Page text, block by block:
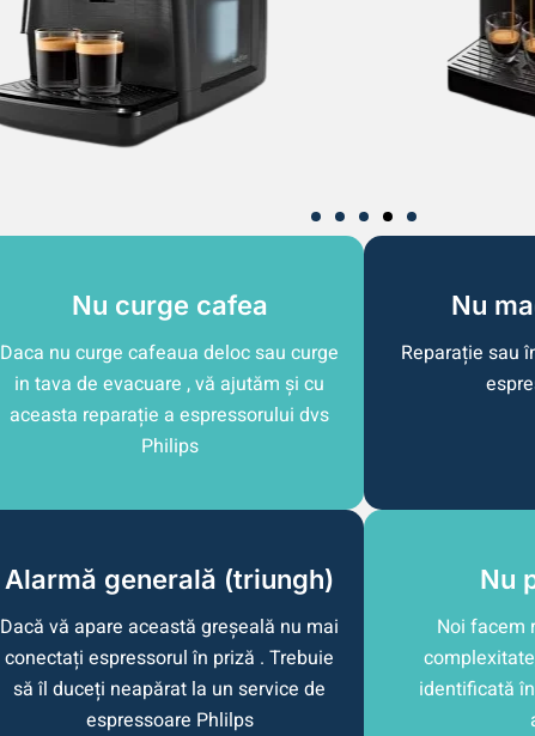
Nu curge cafea
Daca nu curge cafeaua deloc sau curge
in tava de evacuare , vă ajutăm și cu
aceasta reparație a espressorului dvs
Philips
Nu
Reparație sau
Alarmă generală (triungh)
Dacă vă apare această greșeală nu mai
conectați espressorul în priză . Trebuie
să îl duceți neapărat la un service de
espressoare Phlilps
Nu
Noi facem
identificată